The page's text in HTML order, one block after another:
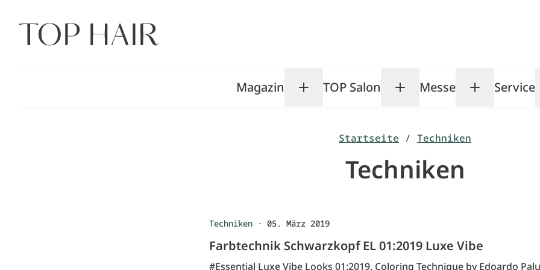
Inhalt
springen
Magazin Toggle Magazin submenu
TOP Salon Toggle TOP Salon
Messe ToggleService
Startseite / Techniken
Techniken
Techniken · 05. März 2019
Farbtechnik Schwarzkopf EL 01:2019 Luxe Vibe
#Essential Luxe Vibe Looks 01:2019. Coloring Technique by Edoardo